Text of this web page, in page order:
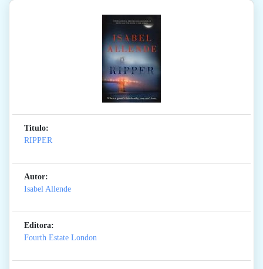
Titulo:
RIPPER
Autor:
Isabel Allende
Editora:
Fourth Estate London